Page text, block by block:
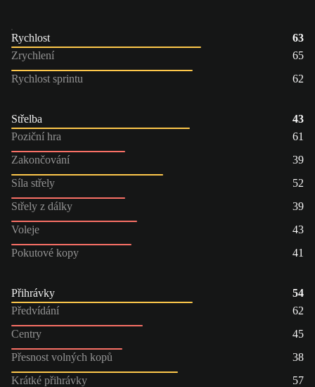
Rychlost
63
Zrychlení
65
Rychlost sprintu
62
Střelba
43
Poziční hra
61
Zakončování
39
Síla střely
52
Střely z dálky
39
Voleje
43
Pokutové kopy
41
Přihrávky
54
Předvídání
62
Centry
45
Přesnost volných kopů
38
Krátké přihrávky
57